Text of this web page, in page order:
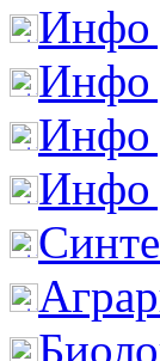
Инфо
Инфо
Инфо
Инфо